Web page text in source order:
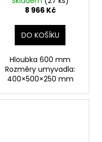
hloubka 60 cm
8 966 Kč
DO KOŠÍKU
Hloubka 600 mm
Rozměry umyvadla:
400×500×250 mm